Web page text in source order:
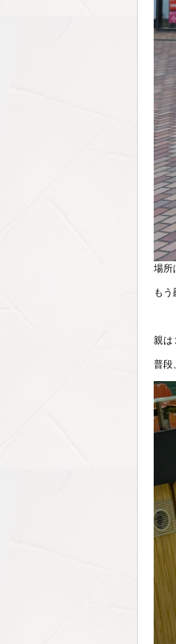
場所
もう
親は
普段